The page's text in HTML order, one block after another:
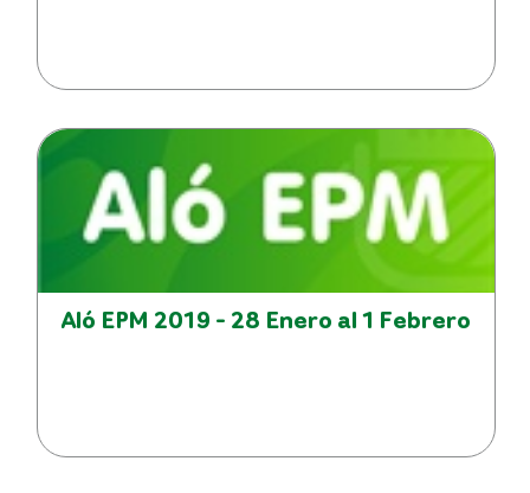
Aló EPM 2019 - 28 Enero al 1 Febrero